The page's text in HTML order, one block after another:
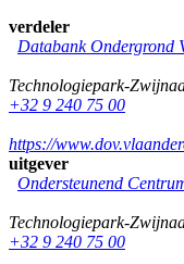
verdeler
Databank Ondergrond
Technologiepark-
+32 9 240 75 00
https://
uitgever
Ondersteunend
Technologiepark-
+32 9 240 75 00